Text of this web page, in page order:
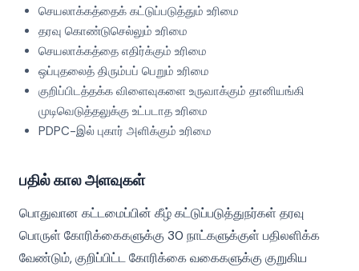
செயலாக்கத்தைக் கட்டுப்படுத்தும் உரிமை
தரவு கொண்டுசெல்லும் உரிமை
செயலாக்கத்தை எதிர்க்கும் உரிமை
ஒப்புதலைத் திரும்பப் பெறும் உரிமை
குறிப்பிடத்தக்க விளைவுகளை உருவாக்கும் தானியங்கி
முடிவெடுத்தலுக்கு உட்படாத உரிமை
PDPC-இல் புகார் அளிக்கும் உரிமை
பதில் கால அளவுகள்
பொதுவான கட்டமைப்பின் கீழ் கட்டுப்படுத்துநர்கள் தரவு
பொருள் கோரிக்கைகளுக்கு 30 நாட்களுக்குள் பதிலளிக்க
வேண்டும், குறிப்பிட்ட கோரிக்கை வகைகளுக்கு குறுகிய